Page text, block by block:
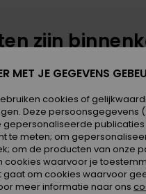
zijn
MET JE GEGEVENS
cookies of
Deze persoonsgegevens
te meten; om
om de producten van onze
cookies waarvoor je
gaat om cookies waarvoor
meer informatie naar ons